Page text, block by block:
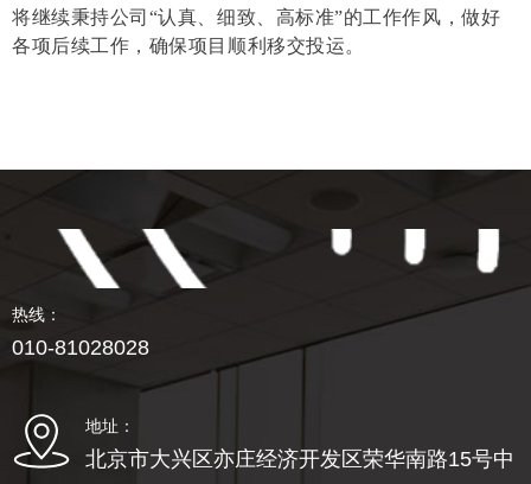
将继续秉持公司“认真、细致、高标准”的工作作风，做好
各项后续工作，确保项目顺利移交投运。
热线：
010-81028028
地址：
北京市大兴区亦庄经济开发区荣华南路15号中